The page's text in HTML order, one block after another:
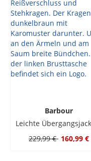
Barbour
229,99 € 160,99 €